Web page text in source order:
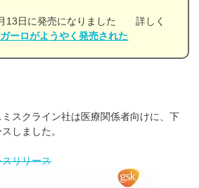
13日に発売になりました 詳しく
ーロがようやく発売された
スクライン社は医療関係者向けに、下
しました。
スリリース